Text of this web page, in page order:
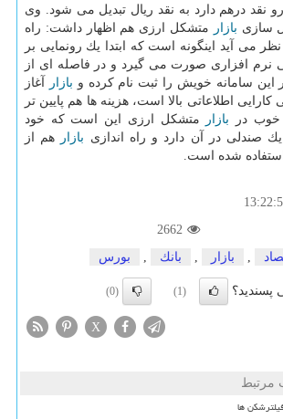
نقد درهم دارد به نقد ریال تبدیل می شود. وی
سازی بازار
متشكل ارزی هم اظهار داشت: راه
نظر می آید اینگونه است كه ابتدا یك رونمایی بر
نرم افزاری صورت می گیرد و در فاصله ای از
این سامانه خویش را ثبت نام كرده و بازار
آغاز
اطلاعاتی بالا است، هزینه ها هم پایین تر
خوب در بازار
متشكل ارزی این است كه خود
صندلی در آن دارد و راه اندازی بازار
هم از
شده است.
2662
, بازار , بانك , بورس
پسندید؟ (1)
(0)
X
مرتبط
ها